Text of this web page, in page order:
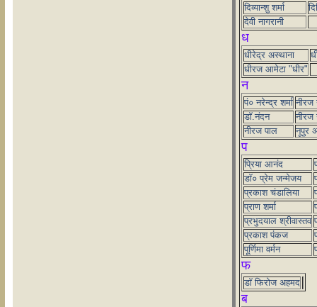
दिव्यान्शु शर्मा
देवी नागरानी
ध
धीरेद्र अस्थाना
धीरज आमेटा "धीर"
न
पं० नरेन्द्र शर्मा नीरज
डॉ.नंदन
नीरज
नीरज पाल
नूपुर
प
प्रिया आनंद
डॉ० प्रेम जन्मेजय
प्रकाश चंडालिया
प्राण शर्मा
प्रभुदयाल श्रीवास्तव
प्रकाश पंकज
पूर्णिमा वर्मन
फ
डॉ फिरोज अहमद
ब